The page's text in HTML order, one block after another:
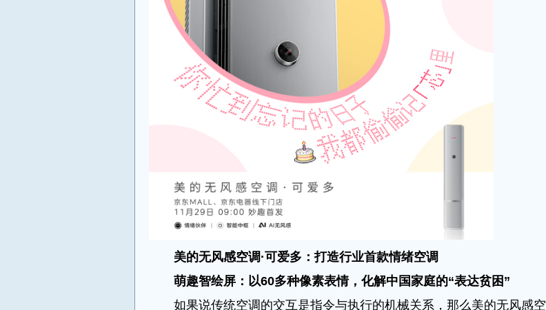
美的无风感空调·可爱多：打造行业首款情绪空调
萌趣智绘屏： 以60多种像素表情， 化解中国家庭的“表达贫困 ”
如果说传统空调的交互是指令与执行的机械关系，那么美的无风感空